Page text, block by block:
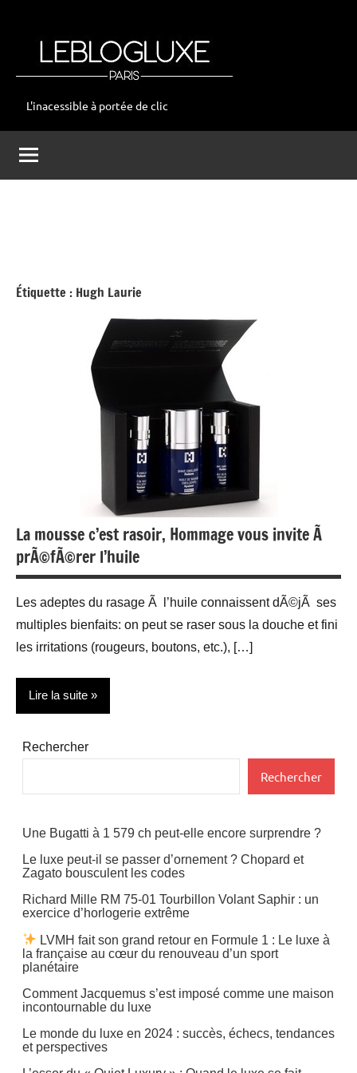
leblogluxe
L'inacessible à portée de clic
Étiquette : Hugh Laurie
La mousse c’est rasoir, Hommage vous invite Ã
prÃ©fÃ©rer l’huile
Les adeptes du rasage Ã l’huile connaissent dÃ©jÃ ses
multiples bienfaits: on peut se raser sous la douche et fini
les irritations (rougeurs, boutons, etc.), […]
Lire la suite
Accessoires
People
Voyages
Rechercher
Rechercher
Une Bugatti à 1 579 ch peut-elle encore surprendre ?
Le luxe peut-il se passer d’ornement ? Chopard et
Zagato bousculent les codes
Richard Mille RM 75-01 Tourbillon Volant Saphir : un
exercice d’horlogerie extrême
LVMH fait son grand retour en Formule 1 : Le luxe à
la française au cœur du renouveau d’un sport
planétaire
Comment Jacquemus s’est imposé comme une maison
incontournable du luxe
Le monde du luxe en 2024 : succès, échecs, tendances
et perspectives